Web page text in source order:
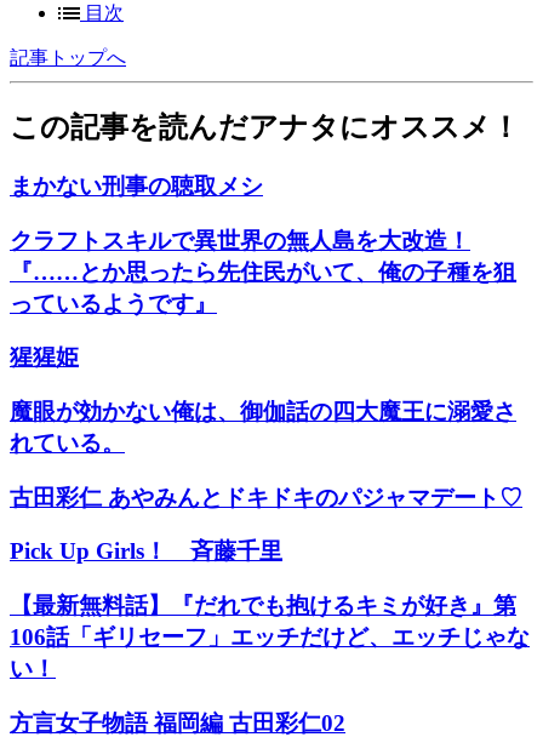
目次
記事トップへ
この記事を読んだアナタにオススメ！
まかない刑事の聴取メシ
クラフトスキルで異世界の無人島を大改造！
『……とか思ったら先住民がいて、俺の子種を狙
っているようです』
猩猩姫
魔眼が効かない俺は、御伽話の四大魔王に溺愛さ
れている。
古田彩仁 あやみんとドキドキのパジャマデート♡
Pick Up Girls！ 斉藤千里
【最新無料話】『だれでも抱けるキミが好き』第
106話「ギリセーフ」エッチだけど、エッチじゃな
い！
方言女子物語 福岡編 古田彩仁02